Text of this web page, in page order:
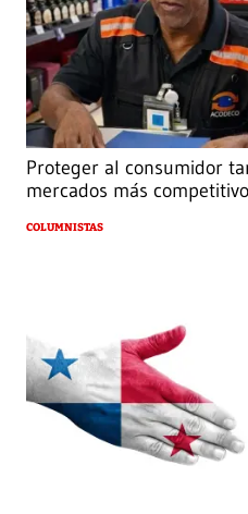
Proteger al consumidor
mercados más
COLUMNISTAS